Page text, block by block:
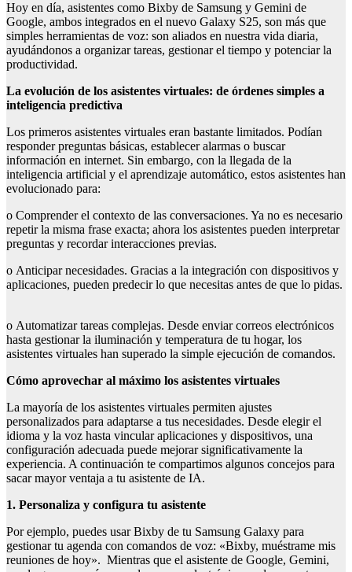
Hoy en día, asistentes como Bixby de Samsung y Gemini de
Google, ambos integrados en el nuevo Galaxy S25, son más que
simples herramientas de voz: son aliados en nuestra vida diaria,
ayudándonos a organizar tareas, gestionar el tiempo y potenciar la
productividad.
La evolución de los asistentes virtuales: de órdenes simples a
inteligencia predictiva
Los primeros asistentes virtuales eran bastante limitados. Podían
responder preguntas básicas, establecer alarmas o buscar
información en internet. Sin embargo, con la llegada de la
inteligencia artificial y el aprendizaje automático, estos asistentes han
evolucionado para:
o Comprender el contexto de las conversaciones. Ya no es necesario
repetir la misma frase exacta; ahora los asistentes pueden interpretar
preguntas y recordar interacciones previas.
o Anticipar necesidades. Gracias a la integración con dispositivos y
aplicaciones, pueden predecir lo que necesitas antes de que lo pidas.
o Automatizar tareas complejas. Desde enviar correos electrónicos
hasta gestionar la iluminación y temperatura de tu hogar, los
asistentes virtuales han superado la simple ejecución de comandos.
Cómo aprovechar al máximo los asistentes virtuales
La mayoría de los asistentes virtuales permiten ajustes
personalizados para adaptarse a tus necesidades. Desde elegir el
idioma y la voz hasta vincular aplicaciones y dispositivos, una
configuración adecuada puede mejorar significativamente la
experiencia. A continuación te compartimos algunos concejos para
sacar mayor ventaja a tu asistente de IA.
1. Personaliza y configura tu asistente
Por ejemplo, puedes usar Bixby de tu Samsung Galaxy para
gestionar tu agenda con comandos de voz: «Bixby, muéstrame mis
reuniones de hoy». Mientras que el asistente de Google, Gemini,